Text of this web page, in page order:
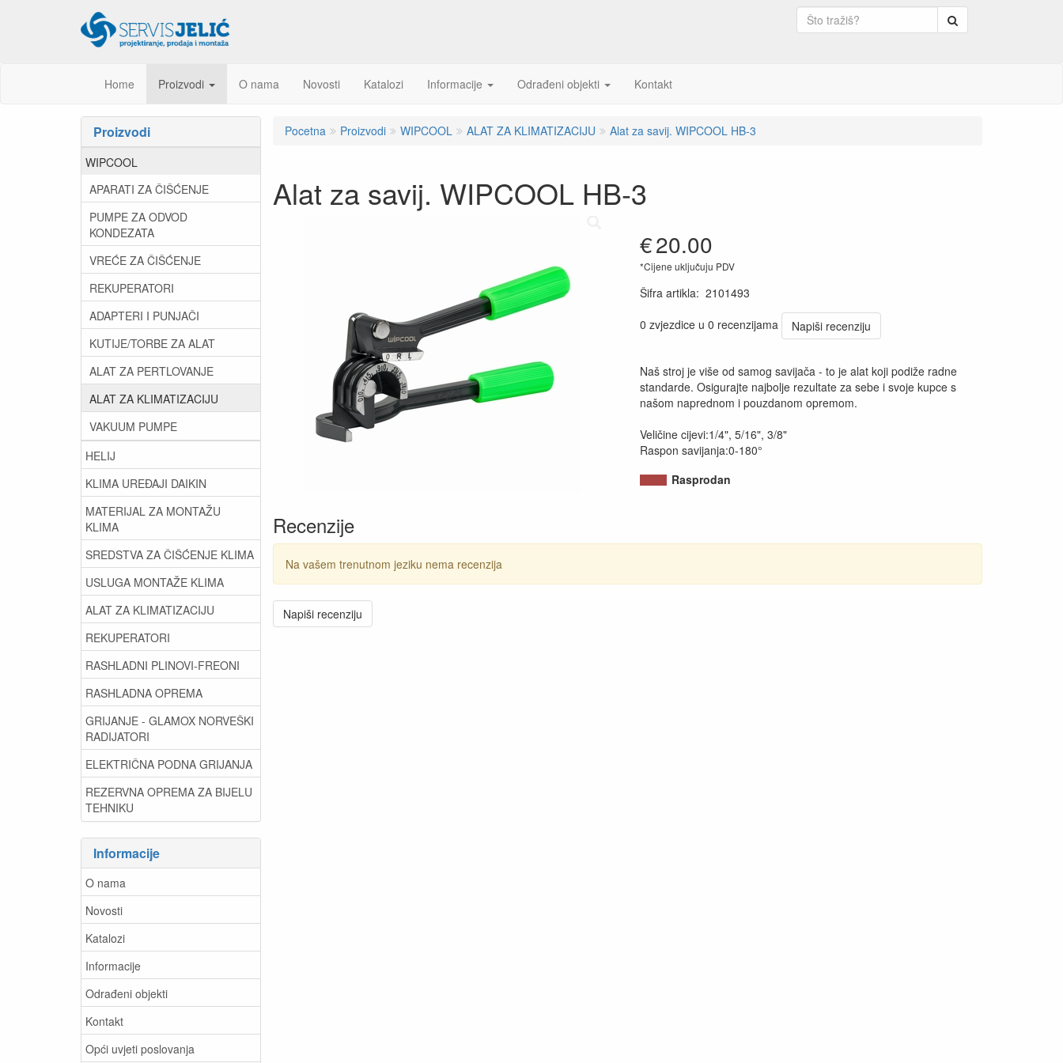
Home Proizvodi O nama Novosti Katalozi Informacije Odrađeni objekti Kontakt
Pocetna Proizvodi WIPCOOL ALAT ZA KLIMATIZACIJU Alat za savij. WIPCOOL HB-3
Alat za savij. WIPCOOL HB-3
€20.00
*Cijene uključuju PDV
Šifra artikla: 2101493
0 zvjezdice u 0 recenzijama
Napiši recenziju
Naš stroj je više od samog savijača - to je alat koji podiže radne
standarde. Osigurajte najbolje rezultate za sebe i svoje kupce s
našom naprednom i pouzdanom opremom.
Veličine cijevi:1/4", 5/16", 3/8"
Raspon savijanja:0-180°
Rasprodan
Recenzije
Na vašem trenutnom jeziku nema recenzija
Napiši recenziju
Proizvodi
WIPCOOL
APARATI ZA ČIŠĆENJE
PUMPE ZA ODVOD
KONDEZATA
VREĆE ZA ČIŠĆENJE
REKUPERATORI
ADAPTERI I PUNJAČI
KUTIJE/TORBE ZA ALAT
ALAT ZA PERTLOVANJE
ALAT ZA KLIMATIZACIJU
VAKUUM PUMPE
HELIJ
KLIMA UREĐAJI DAIKIN
MATERIJAL ZA MONTAŽU
KLIMA
SREDSTVA ZA ČIŠĆENJE KLIMA
USLUGA MONTAŽE KLIMA
ALAT ZA KLIMATIZACIJU
REKUPERATORI
RASHLADNI PLINOVI-FREONI
RASHLADNA OPREMA
GRIJANJE - GLAMOX NORVEŠKI
RADIJATORI
ELEKTRIČNA PODNA GRIJANJA
REZERVNA OPREMA ZA BIJELU
TEHNIKU
Informacije
O nama
Novosti
Katalozi
Informacije
Odrađeni objekti
Kontakt
Opći uvjeti poslovanja